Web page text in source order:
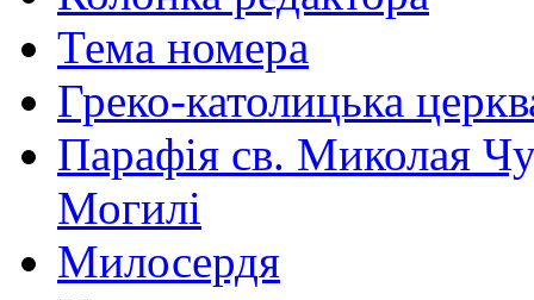
Тема номера
Греко-католицька
Парафія св. Миколая
Могилі
Милосердя